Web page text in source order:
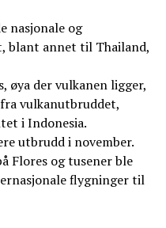
nasjonale og
blant annet til Thailand,
øya der vulkanen ligger,
vulkanutbruddet,
i Indonesia.
utbrudd i november.
Flores og tusener ble
flygninger til